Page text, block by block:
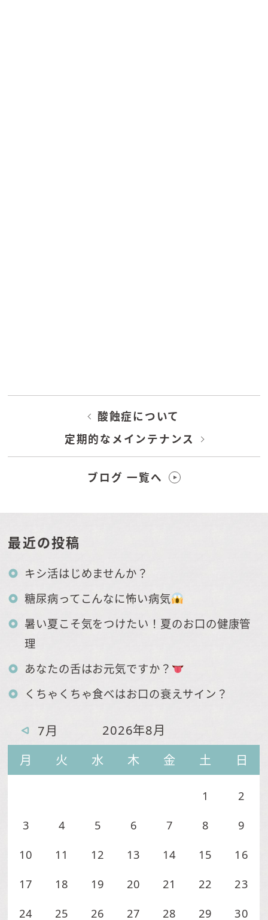
酸蝕症について
定期的なメインテナンス
ブログ 一覧へ
最近の投稿
キシ活はじめませんか？
糖尿病ってこんなに怖い病気
暑い夏こそ気をつけたい！夏のお口の健康管
理
あなたの舌はお元気ですか？
くちゃくちゃ食べはお口の衰えサイン？
2026年8月
月
火 水 木 金 土 日
7月
1
2
3
4 5 6 7 8
9
10
11 12 13 14 15
16
17
18 19 20 21 22
23
24
25 26 27 28 29 30